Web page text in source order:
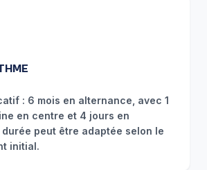
: 6 mois en alternance, avec 1
en centre et 4 jours en
peut être adaptée selon le
initial.